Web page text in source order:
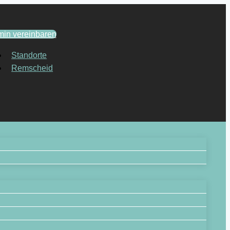
vereinbaren
Standorte
Remscheid